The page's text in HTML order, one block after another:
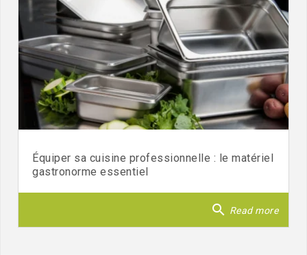
Équiper sa cuisine professionnelle : le matériel
gastronorme essentiel
search Read more